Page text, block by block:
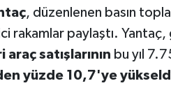
, düzenlenen basın
paylaştı. Yantaç,
satışlarının bu yıl
yüzde 10,7'ye